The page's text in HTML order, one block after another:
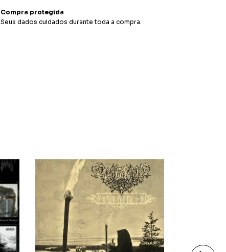
Compra protegida
Seus dados cuidados durante toda a compra.